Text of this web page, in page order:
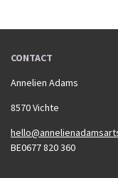
CONTACT
Annelien Adams
8570 Vichte
BE0677 820 360